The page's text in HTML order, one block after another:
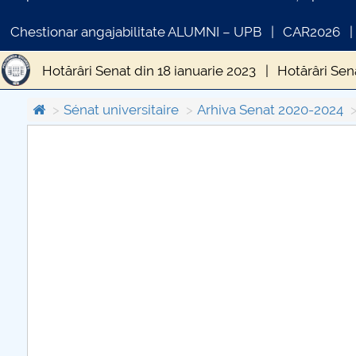
Chestionar angajabilitate ALUMNI – UPB CAR2026
Hotărâri Senat din 18 ianuarie 2023 Hotărâri
Hotărâri Senat din 8.05.2023 Hotărâri Senat din
Sénat universitaire
Arhiva Senat 2020-2024